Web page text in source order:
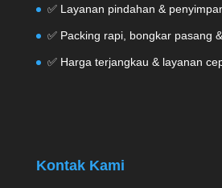
✅ Layanan pindahan &
✅ Packing rapi, bongkar pasang
✅ Harga terjangkau & layanan
Kontak Kami